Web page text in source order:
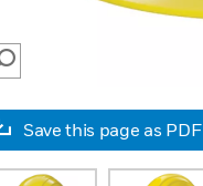
SEARCH
Save this page as PDF